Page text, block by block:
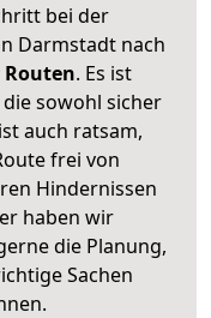
bei der
Darmstadt nach
. Es ist
sowohl sicher
auch ratsam,
frei von
Hindernissen
haben wir
die Planung,
Sachen